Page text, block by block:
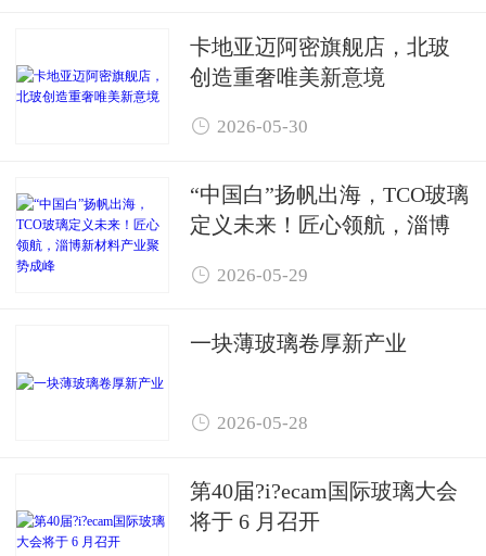
卡地亚迈阿密旗舰店，北玻
创造重奢唯美新意境
 2026-05-30
“中国白”扬帆出海，TCO玻璃
定义未来！匠心领航，淄博
 2026-05-29
一块薄玻璃卷厚新产业
 2026-05-28
第40届?i?ecam国际玻璃大会
将于 6 月召开